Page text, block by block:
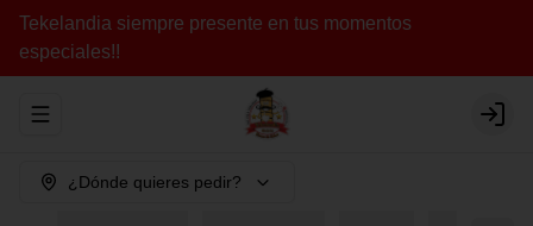
Tekelandia siempre presente en tus momentos
especiales!!
Abrir menu de navegación Login
¿Dónde quieres pedir?